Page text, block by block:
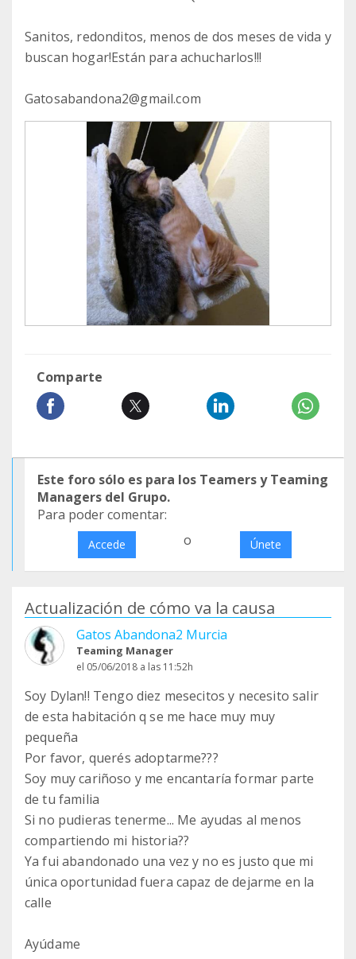
Sanitos, redonditos, menos de dos meses de vida y
buscan hogar!Están para achucharlos!!!
Gatosabandona2@gmail.com
Comparte
Este foro sólo es para los Teamers y Teaming
Managers del Grupo.
Para poder comentar:
Accede o Únete
Actualización de cómo va la causa
Gatos Abandona2 Murcia
Teaming Manager
el 05/06/2018 a las 11:52h
Soy Dylan!! Tengo diez mesecitos y necesito salir
de esta habitación q se me hace muy muy
pequeña
Por favor, querés adoptarme???
Soy muy cariñoso y me encantaría formar parte
de tu familia
Si no pudieras tenerme... Me ayudas al menos
compartiendo mi historia??
Ya fui abandonado una vez y no es justo que mi
única oportunidad fuera capaz de dejarme en la
calle
Ayúdame